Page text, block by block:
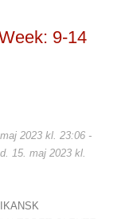
9-14
2023 kl. 23:06 -
15. maj 2023 kl.